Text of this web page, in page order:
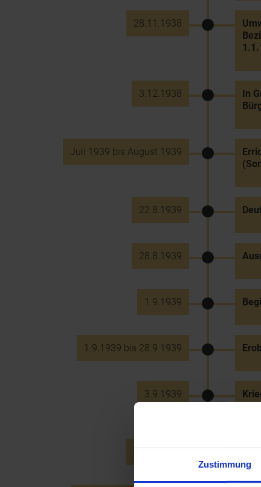
Zustimmung
28.11.1938
3.12.1938
In
Juli 1939 bis August 1939
22.8.1939
28.8.1939
1.9.1939
1.9.1939 bis 28.9.1939
3.9.1939
25.10.1939